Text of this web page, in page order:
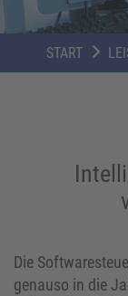
START
Die
genauso in die